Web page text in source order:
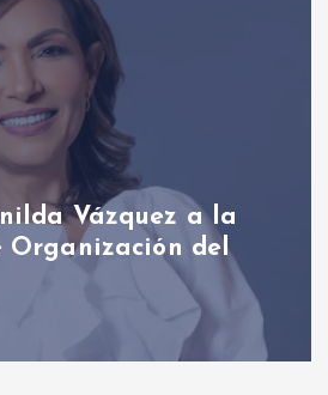
Abinader participa en
Meta RD 2036 con
el crecimiento